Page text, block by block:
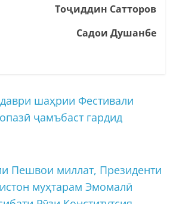
Тоҷиддин Сатторов
Садои Душанбе
шаҳрии Фестивали
ҷамъбаст гардид
Пешвои миллат, Президенти
муҳтарам Эмомалӣ